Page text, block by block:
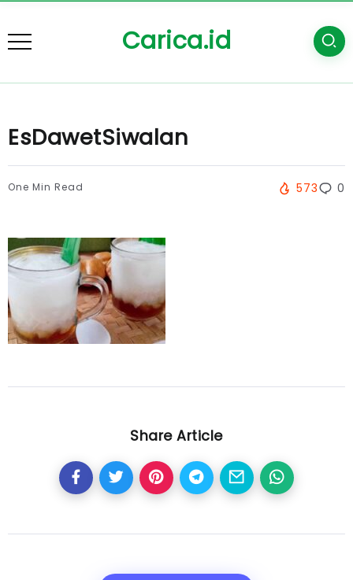
Carica.id
EsDawetSiwalan
One Min Read 573 0
Share Article